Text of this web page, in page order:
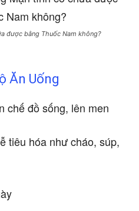
được bằng Thuốc Nam không?
Ăn Uống
chế đồ sống, lên men
tiêu hóa như cháo, súp,